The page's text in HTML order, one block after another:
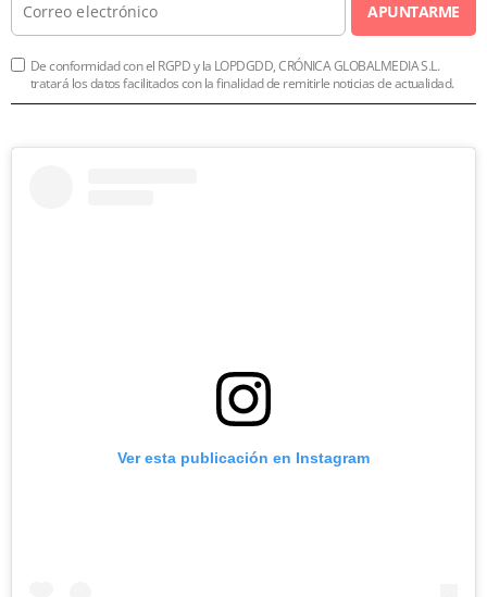
APUNTARME
De conformidad con el RGPD y la LOPDGDD, CRÓNICA GLOBALMEDIA S.L.
tratará los datos facilitados con la finalidad de remitirle noticias de actualidad.
Ver esta publicación en Instagram